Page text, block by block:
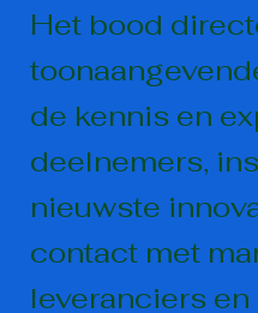
Het bood
de kennis en
deelnemers,
nieuwste
contact met
leveranciers